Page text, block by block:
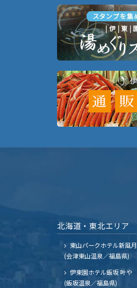
北海道・東北エリア
東山パークホテル新風月
(会津東山温泉／福島県)
伊東園ホテル飯坂 叶や
(飯坂温泉／福島県)